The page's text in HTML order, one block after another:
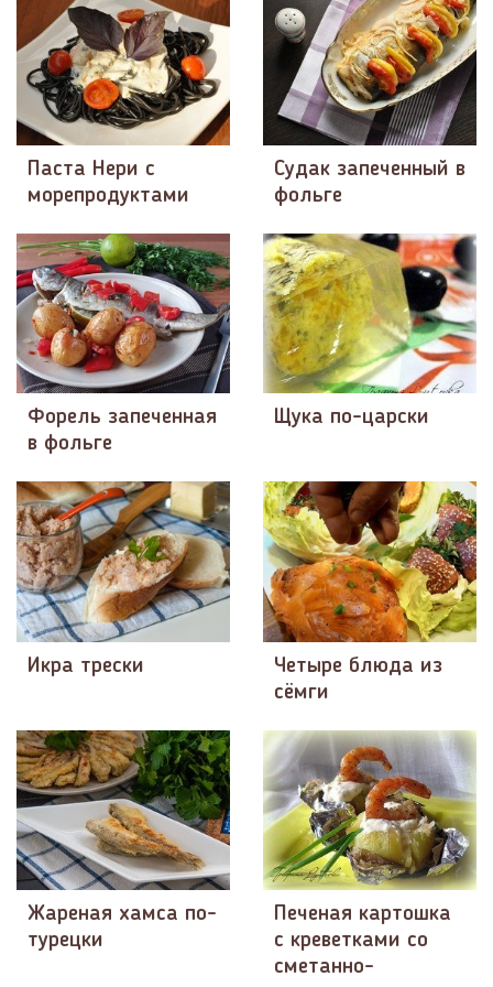
Паста Нери с
морепродуктами
Судак запеченный в
фольге
Форель запеченная
в фольге
Щука по-царски
Икра трески
Четыре блюда из
сёмги
Жареная хамса по-
турецки
Печеная картошка
с креветками со
сметанно-